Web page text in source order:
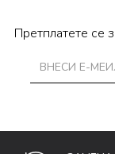
Претплатете се